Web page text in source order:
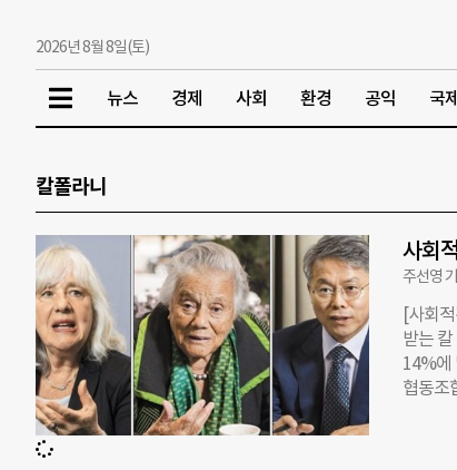
2026년 8월 8일(토)
뉴스 경제 사회 환경 공익 국제
칼폴라니
사회
주선영
[사회
받는
14%에
협동조